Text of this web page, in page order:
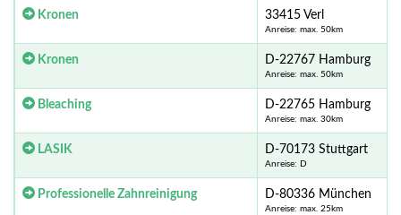
Kronen 33415 Verl
Anreise: max. 50km
Kronen D-22767 Hamburg
Anreise: max. 50km
Bleaching D-22765 Hamburg
Anreise: max. 30km
LASIK D-70173 Stuttgart
Anreise: D
Professionelle Zahnreinigung D-80336 München
Anreise: max. 25km